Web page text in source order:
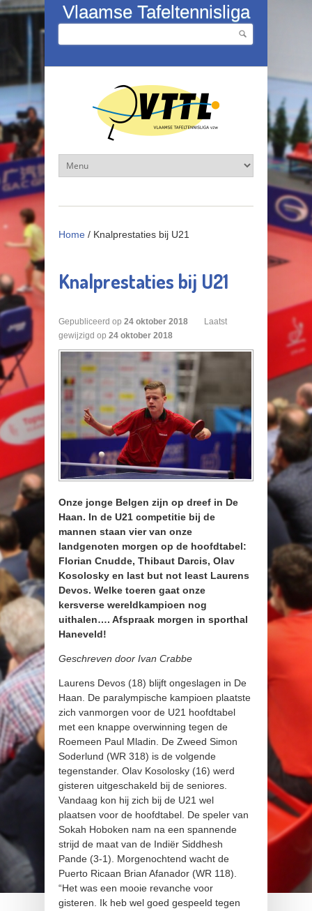
Overslaan en naar de inhoud gaan
Vlaamse Tafeltennisliga
Zoekveld
Home / Knalprestaties bij U21
Knalprestaties bij U21
Gepubliceerd op 24 oktober 2018
Laatst
gewijzigd op 24 oktober 2018
Onze jonge Belgen zijn op dreef in De
Haan. In de U21 competitie bij de
mannen staan vier van onze
landgenoten morgen op de hoofdtabel:
Florian Cnudde, Thibaut Darcis, Olav
Kosolosky en last but not least Laurens
Devos. Welke toeren gaat onze
kersverse wereldkampioen nog
uithalen…. Afspraak morgen in sporthal
Haneveld!
Geschreven door Ivan Crabbe
Laurens Devos (18) blijft ongeslagen in De
Haan. De paralympische kampioen plaatste
zich vanmorgen voor de U21 hoofdtabel
met een knappe overwinning tegen de
Roemeen Paul Mladin. De Zweed Simon
Soderlund (WR 318) is de volgende
tegenstander. Olav Kosolosky (16) werd
gisteren uitgeschakeld bij de seniores.
Vandaag kon hij zich bij de U21 wel
plaatsen voor de hoofdtabel. De speler van
Sokah Hoboken nam na een spannende
strijd de maat van de Indiër Siddhesh
Pande (3-1). Morgenochtend wacht de
Puerto Ricaan Brian Afanador (WR 118).
“Het was een mooie revanche voor
gisteren. Ik heb wel goed gespeeld tegen